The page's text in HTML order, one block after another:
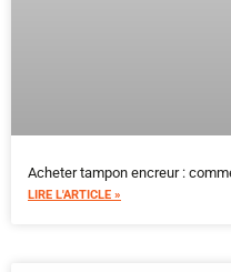
Acheter tampon encreur :
LIRE L'ARTICLE »